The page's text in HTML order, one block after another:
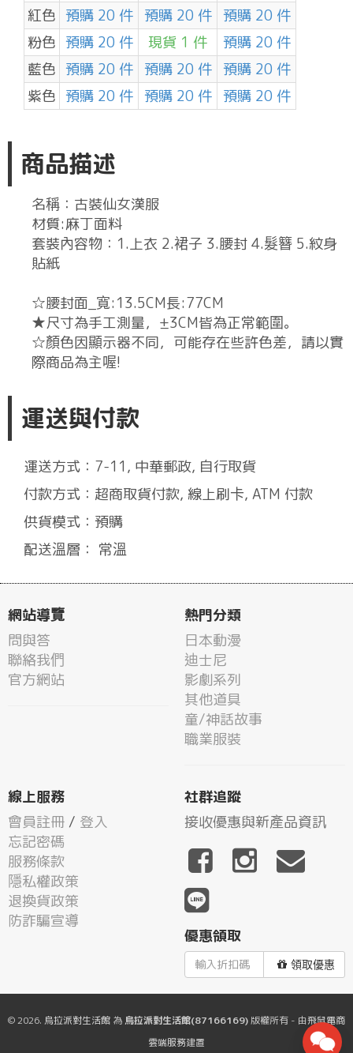
紅色 預購 20 件 預購 20 件 預購 20 件
粉色 預購 20 件 現貨 1 件
預購 20 件
藍色 預購 20 件 預購 20 件 預購 20 件
紫色 預購 20 件 預購 20 件 預購 20 件
商品描述
名稱：古裝仙女漢服
材質:麻丁面料
套裝內容物：1.上衣 2.裙子 3.腰封 4.髮簪 5.紋身
貼紙
☆腰封面_寬:13.5CM長:77CM
★尺寸為手工測量，±3CM皆為正常範圍。
☆顏色因顯示器不同，可能存在些許色差，請以實
際商品為主喔!
運送與付款
運送方式：7-11, 中華郵政, 自行取貨
付款方式：超商取貨付款, 線上刷卡, ATM 付款
供貨模式：預購
配送溫層： 常溫
網站導覽
問與答
聯絡我們
官方網站
熱門分類
日本動漫
迪士尼
影劇系列
其他道具
童/神話故事
職業服裝
線上服務
會員註冊 / 登入
忘記密碼
服務條款
隱私權政策
退換貨政策
防詐騙宣導
社群追蹤
接收優惠與新產品資訊
優惠領取
領取優惠
© 2026. 烏拉派對生活館 為 烏拉派對生活館(87166169)版權所有 - 由飛鼠電商
雲端服務建置